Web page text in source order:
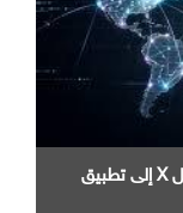
إطلاق " XChat " في خطوة جديدة نحو تحويل X إلى تطبيق